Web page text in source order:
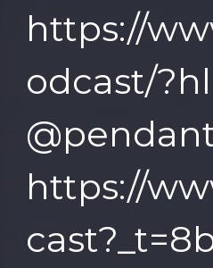
https://
https://